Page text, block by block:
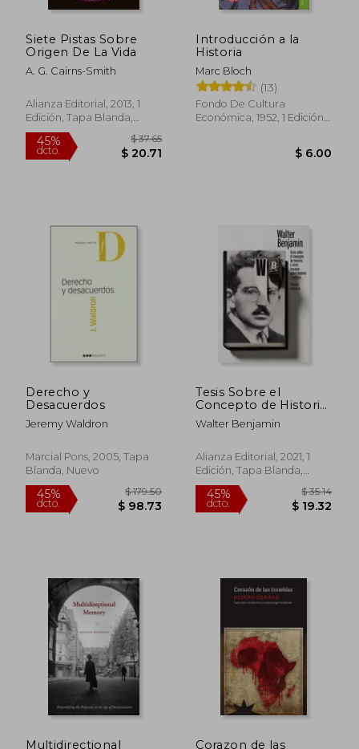
45%
dcto.
Siete Pistas Sobre
Origen De La Vida
A. G. Cairns-Smith
Alianza Editorial, 2013, 1
Edición, Tapa Blanda,
Nuevo
45%
Introducción a la
Historia
Marc Bloch
(13)
Fondo De Cultura
Económica, 1952, 1 Edición,
Derecho y
Desacuerdos
Jeremy Waldron
Marcial Pons, 2005, Tapa
Blanda, Nuevo
Tesis Sobre el
Concepto de Historia
y Otros Ensayos
Sobre Historia y
Walter Benjamin
Alianza Editorial, 2021, 1
Edición, Tapa Blanda,
Nuevo
Multidirectional Corazon de las